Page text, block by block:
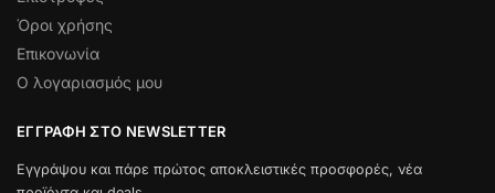
Όροι χρήσης
Επικονωνία
Ο λογαριασμός μου
ΕΓΓΡΑΦΉ ΣΤΟ NEWSLETTER
Εγγράψου και πάρε πρώτος αποκλειστικές προσφορές, νέα